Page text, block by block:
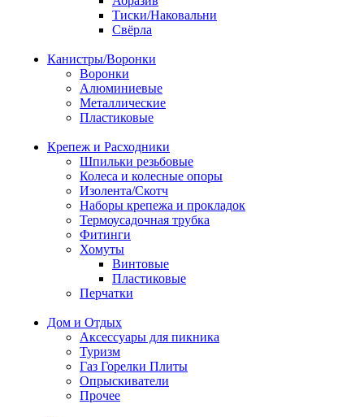
Тиски/Наковальни
Свёрла
Канистры/Воронки
Воронки
Алюминиевые
Металлические
Пластиковые
Крепеж и Расходники
Шпильки резьбовые
Колеса и колесные опоры
Изолента/Скотч
Наборы крепежа и прокладок
Термоусадочная трубка
Фитинги
Хомуты
Винтовые
Пластиковые
Перчатки
Дом и Отдых
Аксессуары для пикника
Туризм
Газ Горелки Плиты
Опрыскиватели
Прочее